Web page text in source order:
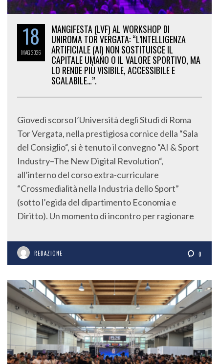
18
MAG2026
MANGIFESTA (LVF) AL WORKSHOP DI
UNIROMA TOR VERGATA: “L’INTELLIGENZA
ARTIFICIALE (AI) NON SOSTITUISCE IL
CAPITALE UMANO O IL VALORE SPORTIVO, MA
LO RENDE PIÙ VISIBILE, ACCESSIBILE E
SCALABILE…”.
Giovedì scorso l’Università degli Studi di Roma
Tor Vergata, nella prestigiosa cornice della “Sala
del Consiglio“, si è tenuto il convegno “AI & Sport
Industry–The New Digital Revolution“,
all’interno del corso extra-curriculare
“Crossmedialità nella Industria dello Sport”
(sotto l’egida del dipartimento Economia e
Diritto). Un momento di incontro per ragionare
REDAZIONE 0